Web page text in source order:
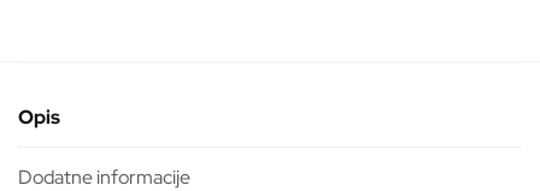
Opis
Dodatne informacije